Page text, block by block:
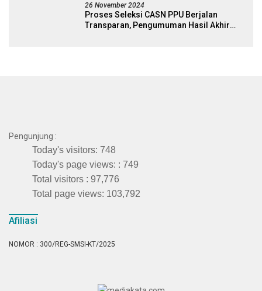
26 November 2024
Proses Seleksi CASN PPU Berjalan
Transparan, Pengumuman Hasil Akhir
Pengunjung :
Today's visitors: 748
Today's page views: : 749
Total visitors : 97,776
Total page views: 103,792
Afiliasi
NOMOR : 300/REG-SMSI-KT/2025